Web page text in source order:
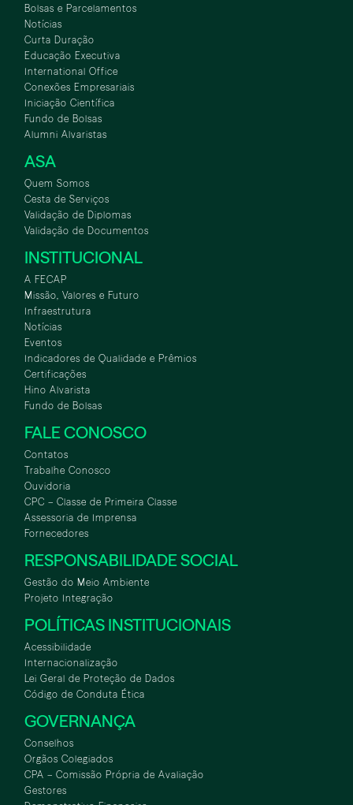
Bolsas e Parcelamentos
Notícias
Curta Duração
Educação Executiva
International Office
Conexões Empresariais
Iniciação Científica
Fundo de Bolsas
Alumni Alvaristas
ASA
Quem Somos
Cesta de Serviços
Validação de Diplomas
Validação de Documentos
INSTITUCIONAL
A FECAP
Missão, Valores e Futuro
Infraestrutura
Notícias
Eventos
Indicadores de Qualidade e Prêmios
Certificações
Hino Alvarista
Fundo de Bolsas
FALE CONOSCO
Contatos
Trabalhe Conosco
Ouvidoria
CPC – Classe de Primeira Classe
Assessoria de Imprensa
Fornecedores
RESPONSABILIDADE SOCIAL
Gestão do Meio Ambiente
Projeto Integração
POLÍTICAS INSTITUCIONAIS
Acessibilidade
Internacionalização
Lei Geral de Proteção de Dados
Código de Conduta Ética
GOVERNANÇA
Conselhos
Orgãos Colegiados
CPA – Comissão Própria de Avaliação
Gestores